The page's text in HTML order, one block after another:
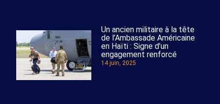
Un ancien militaire à la tête
de l’Ambassade Américaine
en Haïti : Signe d’un
engagement renforcé
14 juin, 2025